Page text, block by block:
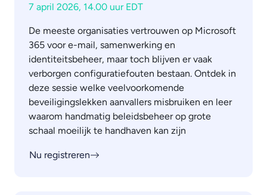
7 april 2026, 14.00 uur EDT
De meeste organisaties vertrouwen op Microsoft
365 voor e-mail, samenwerking en
identiteitsbeheer, maar toch blijven er vaak
verborgen configuratiefouten bestaan. Ontdek in
deze sessie welke veelvoorkomende
beveiligingslekken aanvallers misbruiken en leer
waarom handmatig beleidsbeheer op grote
schaal moeilijk te handhaven kan zijn
Nu registreren